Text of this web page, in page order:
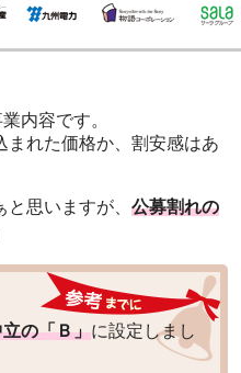
内容です。
まれた価格か、割安感はあ
思いますが、 公募割れの
立の「Ｂ」に設定しまし